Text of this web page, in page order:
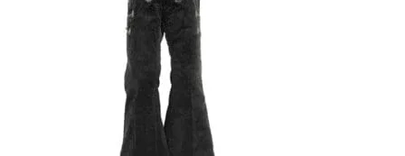
meerdere
variaties.
Deze
optie
gekozen